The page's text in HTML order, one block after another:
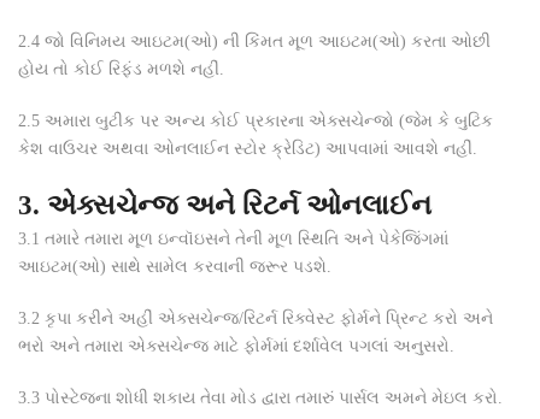
2.4 જો વિનિમય આઇટમ(ઓ) ની કિંમત મૂળ આઇટમ(ઓ) કરતા ઓછી
હોય તો કોઈ રિફંડ મળશે નહીં.
2.5 અમારા બુટીક પર અન્ય કોઈ પ્રકારના એક્સચેન્જો (જેમ કે બુટિક
કેશ વાઉચર અથવા ઓનલાઈન સ્ટોર ક્રેડિટ) આપવામાં આવશે નહીં.
3. એક્સચેન્જ અને રિટર્ન ઓનલાઈન
3.1 તમારે તમારા મૂળ ઇન્વૉઇસને તેની મૂળ સ્થિતિ અને પેકેજિંગમાં
આઇટમ(ઓ) સાથે સામેલ કરવાની જરૂર પડશે.
3.2 કૃપા કરીને અહીં એક્સચેન્જ/રિટર્ન રિક્વેસ્ટ ફોર્મને પ્રિન્ટ કરો અને
ભરો અને તમારા એક્સચેન્જ માટે ફોર્મમાં દર્શાવેલ પગલાં અનુસરો.
3.3 પોસ્ટેજના શોધી શકાય તેવા મોડ દ્વારા તમારું પાર્સલ અમને મેઇલ કરો.